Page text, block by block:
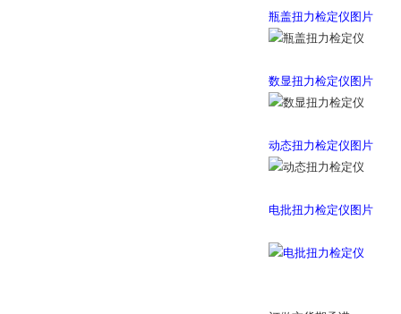
瓶盖扭力检定仪图片
数显扭力检定仪图片
动态扭力检定仪图片
电批扭力检定仪图片